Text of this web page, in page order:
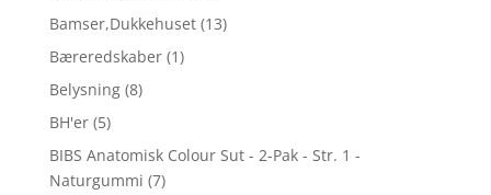
Bamser,Dukkehuset (13)
Bæreredskaber (1)
Belysning (8)
BH'er (5)
BIBS Anatomisk Colour Sut - 2-Pak - Str. 1 -
Naturgummi (7)